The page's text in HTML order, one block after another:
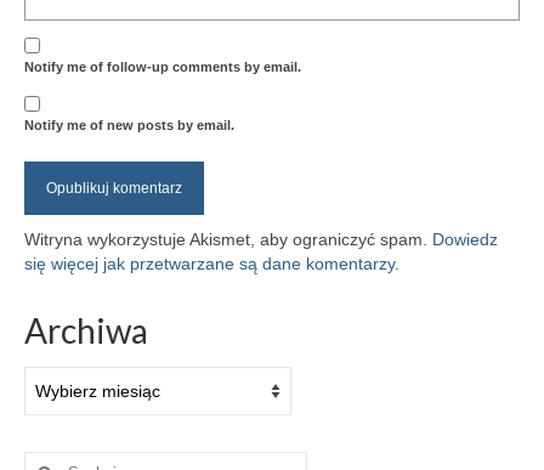
Notify me of follow-up comments by email.
Notify me of new posts by email.
Witryna wykorzystuje Akismet, aby ograniczyć spam. Dowiedz
się więcej jak przetwarzane są dane komentarzy.
Archiwa
Szuklaj